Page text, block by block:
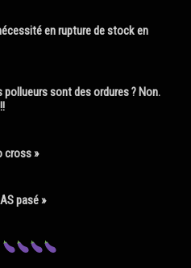
en rupture de stock en
pollueurs sont des ordures ? Non.
cross »
pasé »